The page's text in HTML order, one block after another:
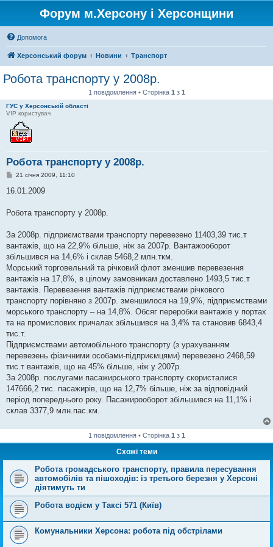
Форум м.Херсону і Херсонщини
Допомога
Херсонський форум Новини Транспорт
Робота транспорту у 2008р.
1 повідомлення • Сторінка 1 з 1
ГУС у Херсонській області
VIP користувач
Робота транспорту у 2008р.
П
в
о
е
н
я
21 січня 2009, 11:10
16.01.2009
Робота транспорту у 2008р.
За 2008р. підприємствами транспорту перевезено 11403,39 тис.т
вантажів, що на 22,9% більше, ніж за 2007р. Вантажооборот
збільшився на 14,6% і склав 5468,2 млн.ткм.
Морський торговельний та річковий флот зменшив перевезення
вантажів на 17,8%, в цілому замовникам доставлено 1493,5 тис.т
вантажів. Перевезення вантажів підприємствами річкового
транспорту порівняно з 2007р. зменшилося на 19,9%, підприємствами
морського транспорту – на 14,8%. Обсяг переробки вантажів у портах
та на промислових причалах збільшився на 3,4% та становив 6843,4
тис.т.
Підприємствами автомобільного транспорту (з урахуванням
перевезень фізичними особами-підприємцями) перевезено 2468,59
тис.т вантажів, що на 45% більше, ніж у 2007р.
За 2008р. послугами пасажирського транспорту скористалися
147666,2 тис. пасажирів, що на 12,7% більше, ніж за відповідний
період попереднього року. Пасажирооборот збільшився на 11,1% і
склав 3377,9 млн.пас.км.
1 повідомлення • Сторінка 1 з 1
Схожі теми
Робота громадського транспорту, правила пересування
автомобілів та пішоходів: із третього березня у Херсоні
діятимуть ти
Робота водієм у Таксі 571 (Київ)
Комунальники Херсона: робота під обстрілами